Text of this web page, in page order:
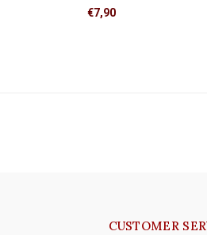
serie. De vierkante vorm
€7,90
CUSTOMER